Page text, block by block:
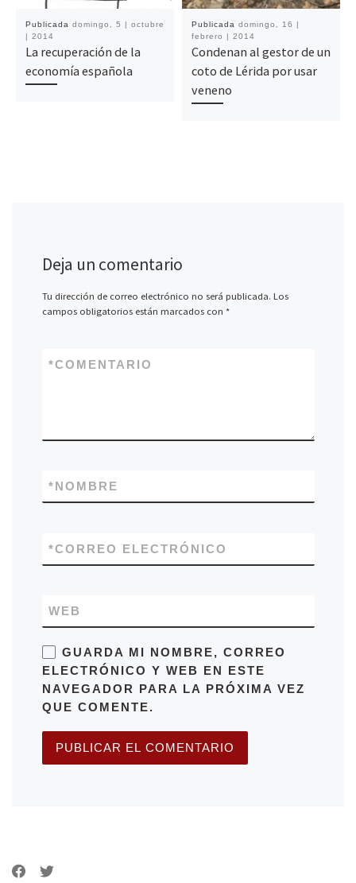
Publicada domingo, 5 | octubre
| 2014
La recuperación de la
economía española
Publicada domingo, 16 |
febrero | 2014
Condenan al gestor de un
coto de Lérida por usar
veneno
Deja un comentario
Tu dirección de correo electrónico no será publicada. Los
campos obligatorios están marcados con *
COMENTARIO
*
NOMBRE
*
CORREO ELECTRÓNICO
*
WEB
GUARDA MI NOMBRE, CORREO
ELECTRÓNICO Y WEB EN ESTE
NAVEGADOR PARA LA PRÓXIMA VEZ
QUE COMENTE.